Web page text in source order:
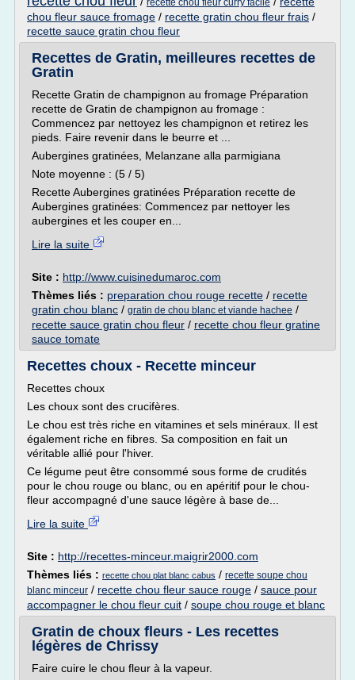
recette chou fleur curry facile
chou fleur sauce fromage / recette gratin chou fleur frais /
recette sauce gratin chou fleur
Recettes de Gratin, meilleures recettes de
Gratin
Recette Gratin de champignon au fromage Préparation
recette de Gratin de champignon au fromage :
Commencez par nettoyez les champignon et retirez les
pieds. Faire revenir dans le beurre et ...
Aubergines gratinées, Melanzane alla parmigiana
Note moyenne : (5 / 5)
Recette Aubergines gratinées Préparation recette de
Aubergines gratinées: Commencez par nettoyer les
aubergines et les couper en...
Lire la suite
Site : http://www.cuisinedumaroc.com
Thèmes liés : preparation chou rouge recette / recette
gratin chou blanc / gratin de chou blanc et viande hachee /
recette sauce gratin chou fleur / recette chou fleur gratine
sauce tomate
Recettes choux - Recette minceur
Recettes choux
Les choux sont des crucifères.
Le chou est très riche en vitamines et sels minéraux. Il est
également riche en fibres. Sa composition en fait un
véritable allié pour l'hiver.
Ce légume peut être consommé sous forme de crudités
pour le chou rouge ou blanc, ou en apéritif pour le chou-
fleur accompagné d'une sauce légère à base de...
Lire la suite
Site : http://recettes-minceur.maigrir2000.com
Thèmes liés : recette chou plat blanc cabus / recette soupe chou
blanc minceur / recette chou fleur sauce rouge / sauce pour
accompagner le chou fleur cuit / soupe chou rouge et blanc
Gratin de choux fleurs - Les recettes
légères de Chrissy
Faire cuire le chou fleur à la vapeur.